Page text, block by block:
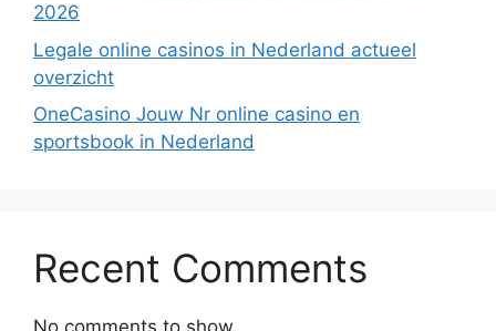
2026
Legale online casinos in Nederland actueel
overzicht
OneCasino Jouw Nr online casino en
sportsbook in Nederland
Recent Comments